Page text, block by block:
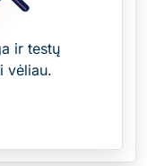
ir testų
vėliau.